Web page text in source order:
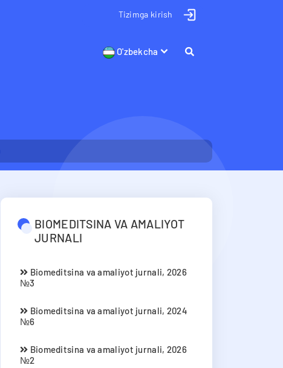
Tizimga kirish
O'zbekcha
BIOMEDITSINA VA AMALIYOT
JURNALI
Biomeditsina va amaliyot jurnali, 2026
№3
Biomeditsina va amaliyot jurnali, 2024
№6
Biomeditsina va amaliyot jurnali, 2026
№2